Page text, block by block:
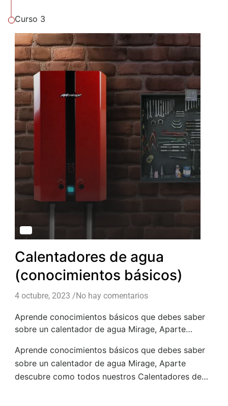
Curso 3
Calentadores de agua
(conocimientos básicos)
4 octubre, 2023 / No hay comentarios
Aprende conocimientos básicos que debes saber
sobre un calentador de agua Mirage, Aparte
agua ahorran hasta un 70% de consumo de gas,
gracias a su tecnología Energy Saver y encendido
automático obteniendo agua caliente al instante.
Aprende conocimientos básicos que debes saber
sobre un calentador de agua Mirage, Aparte
descubre como todos nuestros Calentadores de